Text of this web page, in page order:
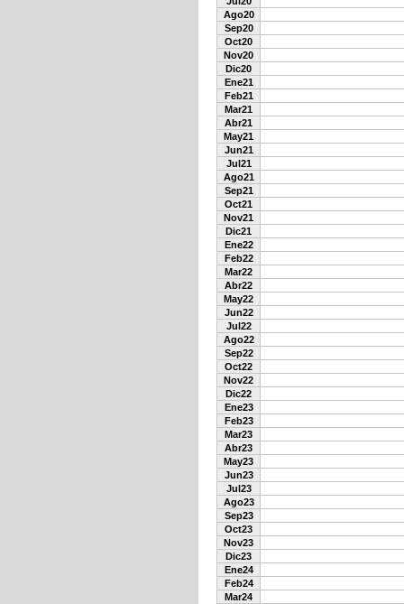
Ago20
Sep20
Oct20
Nov20
Dic20
Ene21
Feb21
Mar21
Abr21
May21
Jun21
Jul21
Ago21
Sep21
Oct21
Nov21
Dic21
Ene22
Feb22
Mar22
Abr22
May22
Jun22
Jul22
Ago22
Sep22
Oct22
Nov22
Dic22
Ene23
Feb23
Mar23
Abr23
May23
Jun23
Jul23
Ago23
Sep23
Oct23
Nov23
Dic23
Ene24
Feb24
Mar24